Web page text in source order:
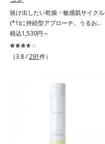
不使用(*5)・パラベンフリー、6つ
のフリー処方で徹底的に肌に寄り添
います。*1 乾燥と敏感をくり返す
こと*2 敏感肌対象連用テスト済
（すべての方のお肌に合うというこ
とではありません）*3 乾燥して敏
へ導く保湿成分、植物由来アミノ酸
物由来アミノ酸（エクトイン）配合
＝乱れた角層にうるおいを与え、肌
抜け出したい乾燥・敏感肌サイクル
(*1)に持続型アプローチ。うるおい
を追求した敏感肌用保湿スキンケア
(*2)。うるおいを逃し、刺激を受け
やすい角層の“乾燥敏感スランプ
望の敏感肌用保湿スキンケアライン
「オルビス アクアニスト」。乾燥
る持続型トリプルアミノ酸(*4)を配
異物として排出されにくく、肌にと
税込1,530円～
（3.8 /291件）